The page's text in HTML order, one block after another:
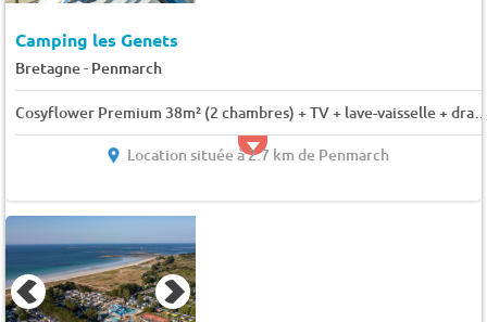
Camping les Genets
Bretagne- Penmarch
Cosyflower Premium 38m² (2 chambres) + TV + lave-vaisselle + draps +
Location située à 2.7 km de Penmarch